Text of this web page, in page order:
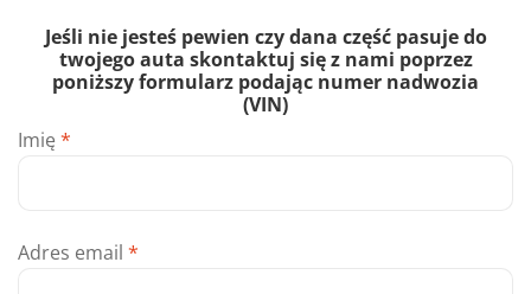
Jeśli nie jesteś pewien czy dana część pasuje do
twojego auta skontaktuj się z nami poprzez
poniższy formularz podając numer nadwozia
(VIN)
Imię *
Adres email *